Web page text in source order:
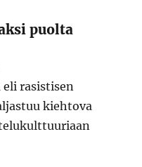
puolta
rasistisen
kiehtova